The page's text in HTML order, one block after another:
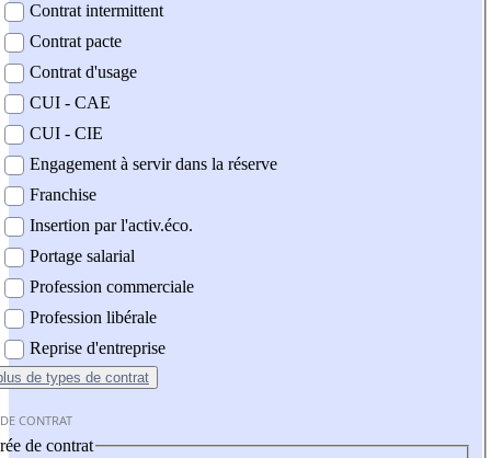
Contrat intermittent
Contrat pacte
Contrat d'usage
CUI - CAE
CUI - CIE
Engagement à servir dans la réserve
Franchise
Insertion par l'activ.éco.
Portage salarial
Profession commerciale
Profession libérale
Reprise d'entreprise
de types de contrat
CONTRAT
de contrat